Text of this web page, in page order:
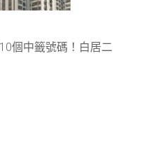
個中籤號碼！白居二